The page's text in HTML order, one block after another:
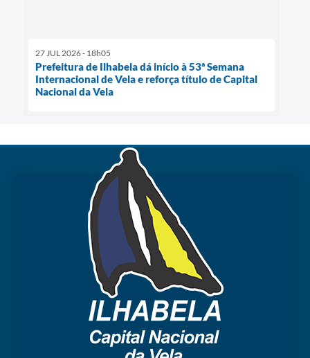
27 JUL 2026 - 18h05
Prefeitura de Ilhabela dá início à 53ª Semana
Internacional de Vela e reforça título de Capital
Nacional da Vela